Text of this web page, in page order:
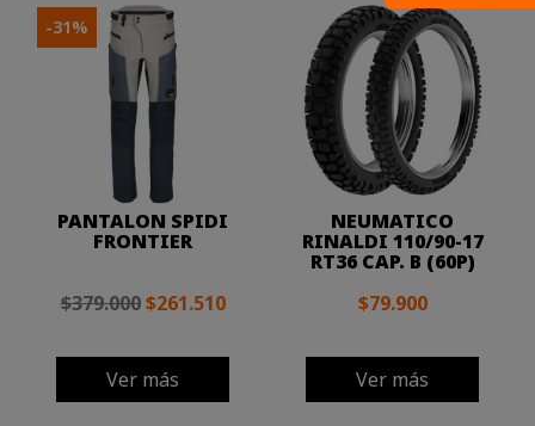
PANTALON SPIDI
FRONTIER
$379.000 $261.510
Ver más
-31%
NEUMATICO
RINALDI 110/90-17
RT36 CAP. B (60P)
$79.900
Ver más